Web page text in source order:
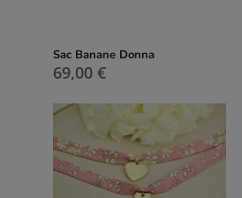
Sac Banane Donna
69,00 €